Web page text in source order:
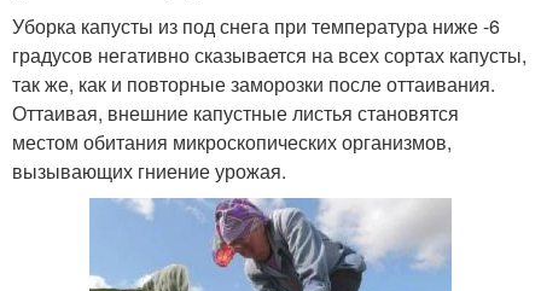
Уборка капусты из под снега при температура ниже -6
градусов негативно сказывается на всех сортах капусты,
так же, как и повторные заморозки после оттаивания.
Оттаивая, внешние капустные листья становятся
местом обитания микроскопических организмов,
вызывающих гниение урожая.